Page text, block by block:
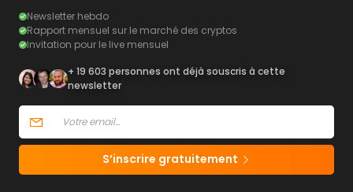
Newsletter hebdo
Rapport mensuel sur le marché des cryptos
Invitation pour le live mensuel
+ 19 603 personnes ont déjà souscris à cette
newsletter
S’inscrire gratuitement